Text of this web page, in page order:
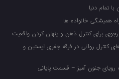
تمام دنیا
همیشگی خانواده ها
رجوی برای کنترل ذهن و پنهان کردن واقعیت
کنترل روانی در فرقه جفری اپستین و
جنون آمیز – قسمت پایانی